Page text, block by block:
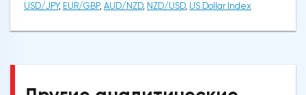
USD/JPY, EUR/GBP, AUD/NZD, NZD/USD, US Dollar Index